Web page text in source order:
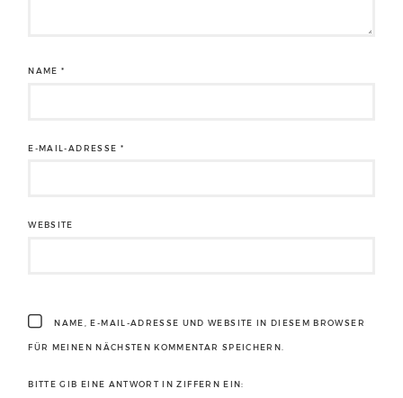
NAME*
E-MAIL-ADRESSE *
WEBSITE
NAME, E-MAIL-ADRESSE UND WEBSITE IN DIESEM BROWSER
FÜR MEINEN NÄCHSTEN KOMMENTAR SPEICHERN.
BITTE GIB EINE ANTWORT IN ZIFFERN EIN: